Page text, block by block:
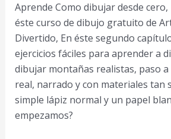
Aprende Como dibujar desde
éste curso de dibujo gratuito de
Divertido, En éste segundo
ejercicios fáciles para aprender a
dibujar montañas realistas, paso
real, narrado y con materiales tan
simple lápiz normal y un papel
empezamos?